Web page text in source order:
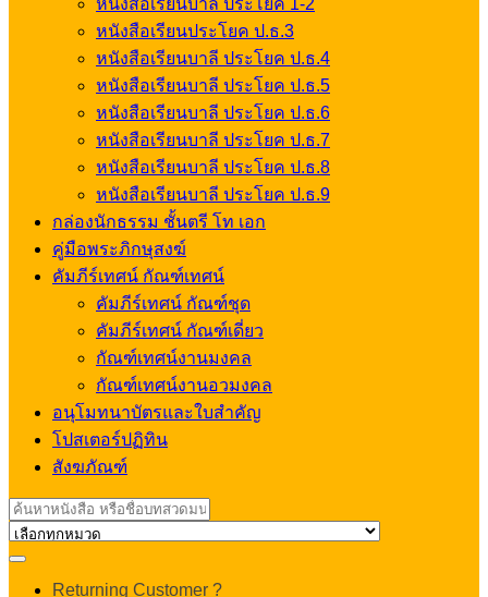
หนังสือเรียนบาลี ประโยค 1-2
หนังสือเรียนประโยค ป.ธ.3
หนังสือเรียนบาลี ประโยค ป.ธ.4
หนังสือเรียนบาลี ประโยค ป.ธ.5
หนังสือเรียนบาลี ประโยค ป.ธ.6
หนังสือเรียนบาลี ประโยค ป.ธ.7
หนังสือเรียนบาลี ประโยค ป.ธ.8
หนังสือเรียนบาลี ประโยค ป.ธ.9
กล่องนักธรรม ชั้นตรี โท เอก
คู่มือพระภิกษุสงฆ์
คัมภีร์เทศน์ กัณฑ์เทศน์
คัมภีร์เทศน์ กัณฑ์ชุด
คัมภีร์เทศน์ กัณฑ์เดี่ยว
กัณฑ์เทศน์งานมงคล
กัณฑ์เทศน์งานอวมงคล
อนุโมทนาบัตรและใบสำคัญ
โปสเตอร์ปฏิทิน
สังฆภัณฑ์
Search
for:
Returning Customer ?